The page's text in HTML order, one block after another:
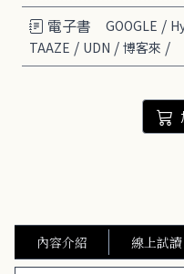
電子書
GOOGLE /
TAAZE / UDN / 博客來 /
內容介紹 線上試讀